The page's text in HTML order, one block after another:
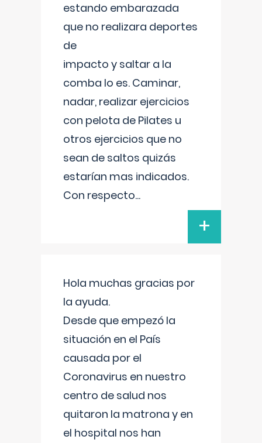
estando embarazada
que no realizara deportes
de
impacto y saltar a la
comba lo es. Caminar,
nadar, realizar ejercicios
con pelota de Pilates u
otros ejercicios que no
sean de saltos quizás
estarían mas indicados.
Con respecto...
+
Hola muchas gracias por
la ayuda.
Desde que empezó la
situación en el País
causada por el
Coronavirus en nuestro
centro de salud nos
quitaron la matrona y en
el hospital nos han